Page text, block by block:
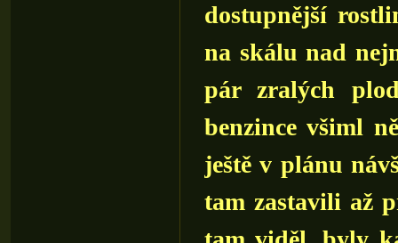
dostupnější
na skálu nad
pár zralých
benzince všiml
ještě v plánu
tam zastavili až